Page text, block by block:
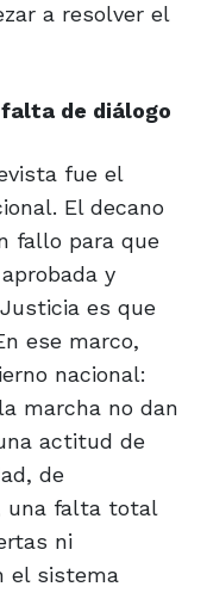
a resolver el
de diálogo
fue el
El decano
fallo para que
y
es que
ese marco,
nacional:
marcha no dan
actitud de
de
una falta total
ni
el sistema